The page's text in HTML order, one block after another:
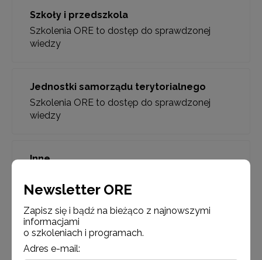
Szkoły i przedszkola
Szkolenia ORE to dostęp do sprawdzonej
wiedzy
Jednostki samorządu terytorialnego
Szkolenia ORE to dostęp do sprawdzonej
wiedzy
Inne
wiedzy
Newsletter ORE
Zapisz się i bądź na bieżąco z najnowszymi
informacjami
o szkoleniach i programach.
Adres e-mail: